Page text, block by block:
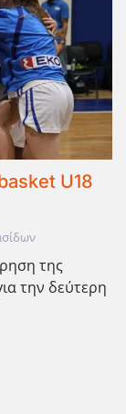
U18
της
την δεύτερη